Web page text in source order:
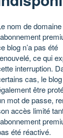
nom de
blog n’a pas été
ce qui
interruption.
cas, le
être
mot de passe,
accès limité
été réactivé.